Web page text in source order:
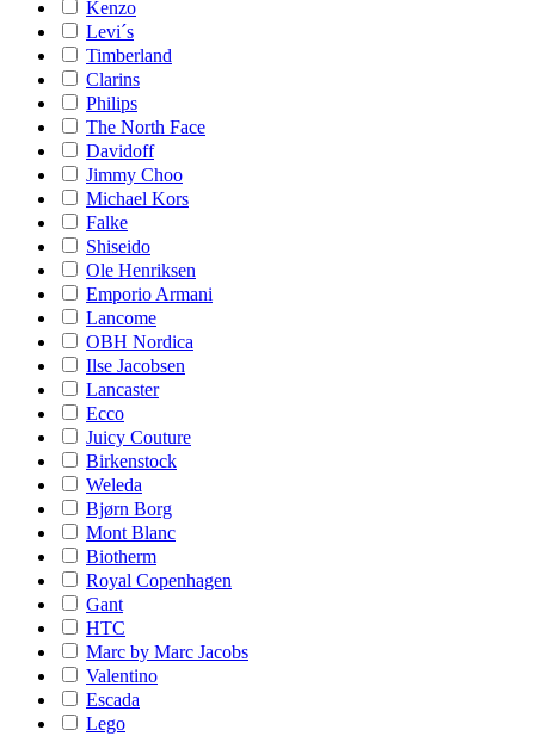
Kenzo
Levi´s
Timberland
Clarins
Philips
The North Face
Davidoff
Jimmy Choo
Michael Kors
Falke
Shiseido
Ole Henriksen
Emporio Armani
Lancome
OBH Nordica
Ilse Jacobsen
Lancaster
Ecco
Juicy Couture
Birkenstock
Weleda
Bjørn Borg
Mont Blanc
Biotherm
Royal Copenhagen
Gant
HTC
Marc by Marc Jacobs
Valentino
Escada
Lego